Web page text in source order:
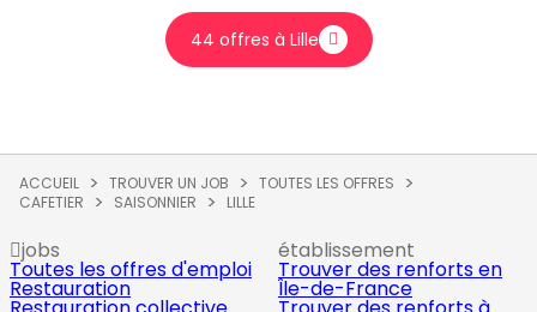
44 offres à Lille
ACCUEIL TROUVER UN JOB
TOUTES LES OFFRES
CAFETIER
SAISONNIER LILLE
jobs
Toutes les offres d'emploi
Restauration
établissement
Trouver des renforts en
Île-de-France